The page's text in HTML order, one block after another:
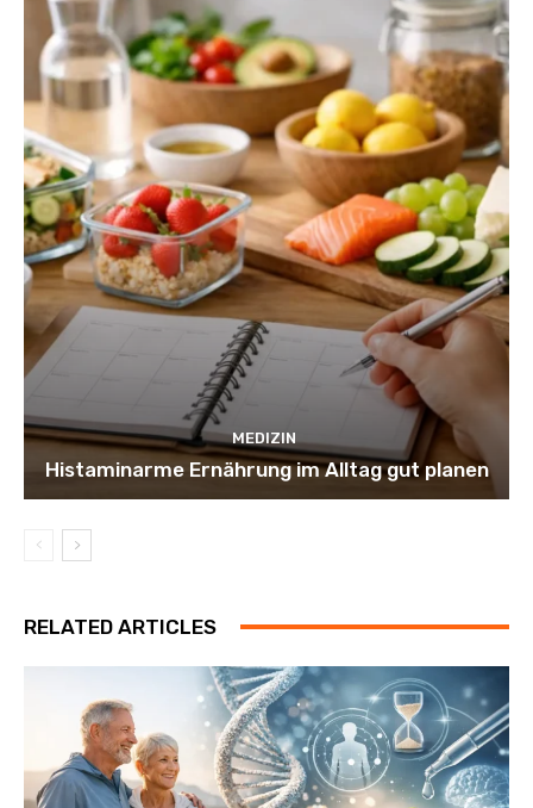
MEDIZIN
Histaminarme Ernährung im Alltag gut planen
RELATED ARTICLES